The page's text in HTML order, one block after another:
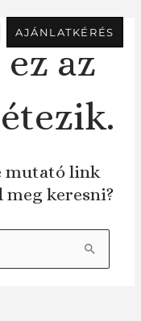
AJÁNLATKÉRÉS
az
mutató link
meg keresni?